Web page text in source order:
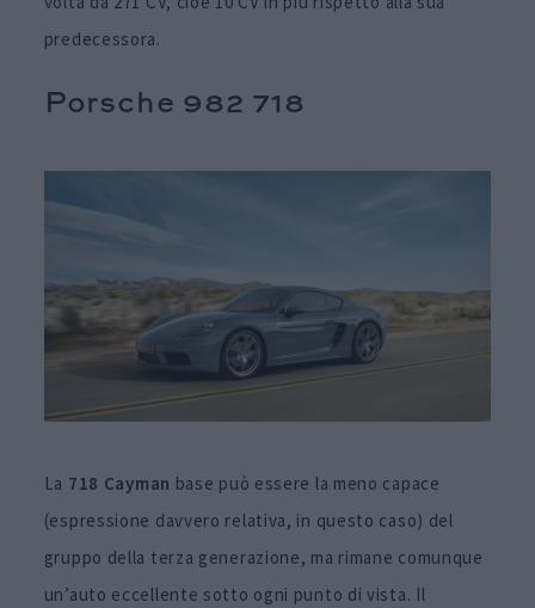
predecessora.
Porsche 982 718
La 718 Cayman base può essere la meno capace
(espressione davvero relativa, in questo caso) del
gruppo della terza generazione, ma rimane comunque
un’auto eccellente sotto ogni punto di vista. Il